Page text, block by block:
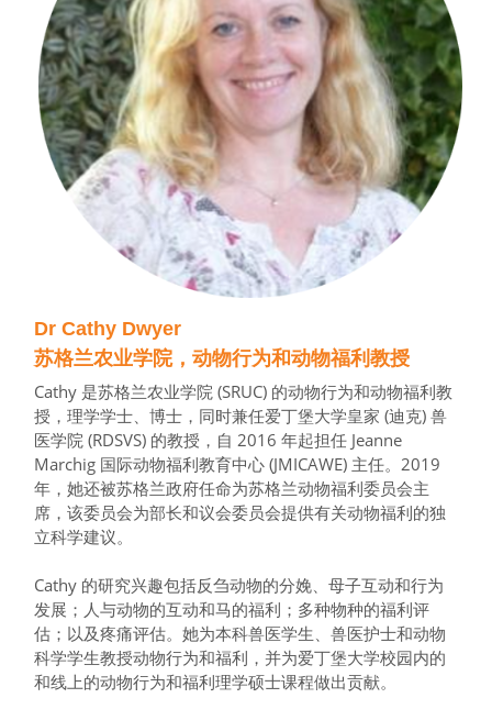
Dr Cathy Dwyer
苏格兰农业学院，动物行为和动物福利教授
Cathy 是苏格兰农业学院 (SRUC) 的动物行为和动物福利教
授，理学学士、博士，同时兼任爱丁堡大学皇家 (迪克) 兽
医学院 (RDSVS) 的教授，自 2016 年起担任 Jeanne
Marchig 国际动物福利教育中心 (JMICAWE) 主任。2019
年，她还被苏格兰政府任命为苏格兰动物福利委员会主
席，该委员会为部长和议会委员会提供有关动物福利的独
立科学建议。
Cathy 的研究兴趣包括反刍动物的分娩、母子互动和行为
发展；人与动物的互动和马的福利；多种物种的福利评
估；以及疼痛评估。她为本科兽医学生、兽医护士和动物
科学学生教授动物行为和福利，并为爱丁堡大学校园内的
和线上的动物行为和福利理学硕士课程做出贡献。